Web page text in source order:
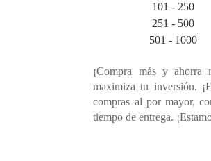
101 - 250
251 - 500
501 - 1000
¡Compra más y ahorra
maximiza tu inversión.
compras al por mayor,
tiempo de entrega.